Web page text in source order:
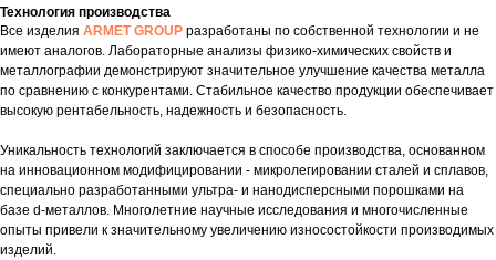
Технология производства
Все изделия ARMET GROUP разработаны по собственной технологии и не
имеют аналогов. Лабораторные анализы физико-химических свойств и
металлографии демонстрируют значительное улучшение качества металла
по сравнению с конкурентами. Стабильное качество продукции обеспечивает
высокую рентабельность, надежность и безопасность.
Уникальность технологий заключается в способе производства, основанном
на инновационном модифицировании - микролегировании сталей и сплавов,
специально разработанными ультра- и нанодисперсными порошками на
базе d-металлов. Многолетние научные исследования и многочисленные
опыты привели к значительному увеличению износостойкости производимых
изделий.